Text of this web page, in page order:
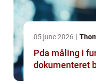
05 june 2026
Pda måling i
dokumenteret